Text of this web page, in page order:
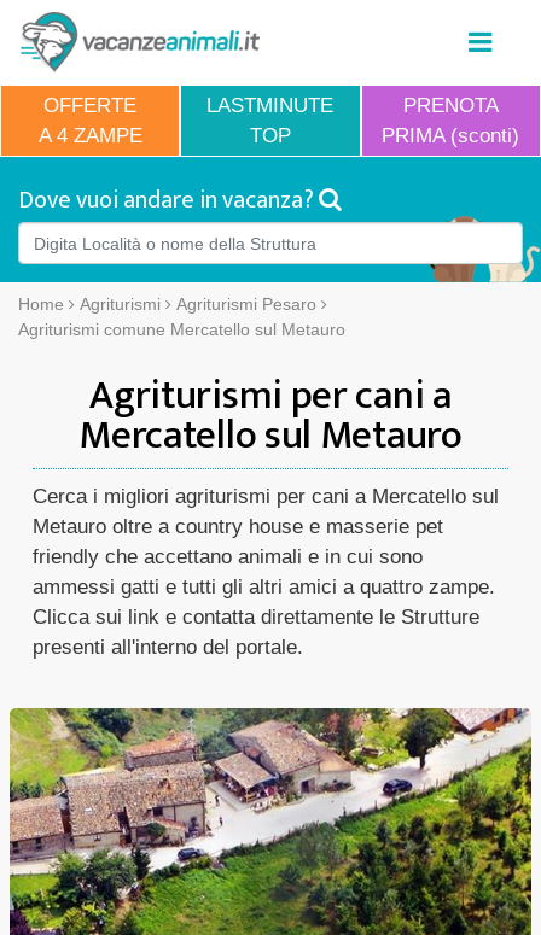
OFFERTE
A 4 ZAMPE
LASTMINUTE
TOP
PRENOTA
PRIMA (sconti)
Dove vuoi andare in vacanza?
Home Agriturismi
Agriturismi Pesaro
Agriturismi comune Mercatello sul Metauro
Agriturismi per cani a
Mercatello sul Metauro
Cerca i migliori agriturismi per cani a Mercatello sul
Metauro oltre a country house e masserie pet
friendly che accettano animali e in cui sono
ammessi gatti e tutti gli altri amici a quattro zampe.
Clicca sui link e contatta direttamente le Strutture
presenti all'interno del portale.